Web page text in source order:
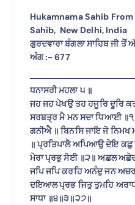
Hukamnama Sahib
Sahib, New Delhi, India
ਗੁਰਦਵਾਰਾ ਬੰਗਲਾ ਸਾਹਿਬ ਜੀ ਤੋਂ
ਅੰਗ :- 677
ਧਨਾਸਰੀ ਮਹਲਾ ੫ ॥
ਜਹ ਜਹ ਪੇਖਉ ਤਹ ਹਜੂਰਿ ਦੂਰਿ
ਸਰਬਤ੍ਰ ਮੈ ਮਨ ਸਦਾ ਧਿਆਈ
ਗਨੀਐ ॥ ਬਿਨਸਿ ਜਾਇ ਜੋ
॥ ਪ੍ਰਤਿਪਾਲੈ ਅਪਿਆਉ ਦੇਇ ਕਛੁ
ਮੇਰਾ ਪ੍ਰਭੁ ਸੋਈ ॥੨॥ ਅਛਲ ਅਛੇਦ
ਜਪਿ ਜਪਿ ਕਰਹਿ ਅਨੰਦੁ ਜਨ
ਦਇਆਲ ਪ੍ਰਭ ਜਿਤੁ ਤੁਮਹਿ
ਸਾਧਾ ॥੪॥੩॥੨੭॥